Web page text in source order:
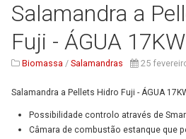
Assistência Técnica
Gabinete de Engenharia
Armazém e Logística
Salamandra a
Fuji - ÁGUA 17KW
Biomassa/ Salamandras 25
Salamandra a Pellets Hidro Fuji - ÁGUA
Possibilidade controlo através de
Câmara de combustão estanque que